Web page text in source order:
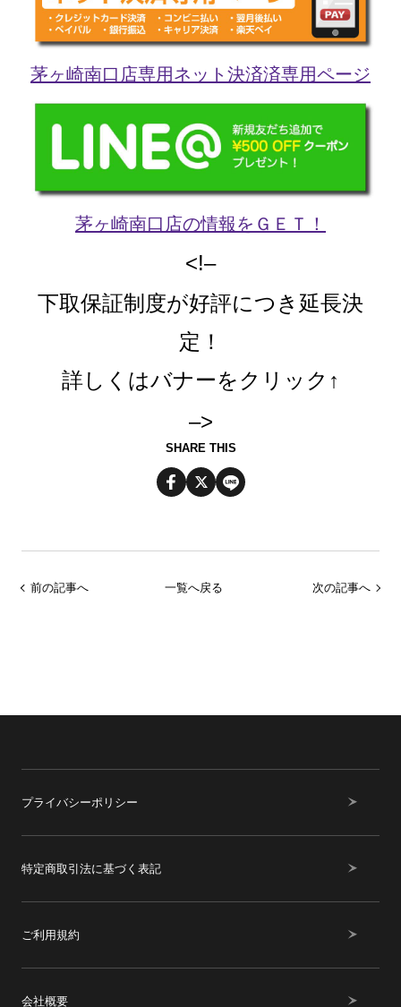
茅ヶ崎南口店専用ネット決済済専用ページ
茅ヶ崎南口店の情報をＧＥＴ！
<!–
下取保証制度が好評につき延長決
定！
詳しくはバナーをクリック↑
–>
SHARE THIS
前の記事へ 一覧へ戻る 次の記事へ
プライバシーポリシー
特定商取引法に基づく表記
ご利用規約
会社概要